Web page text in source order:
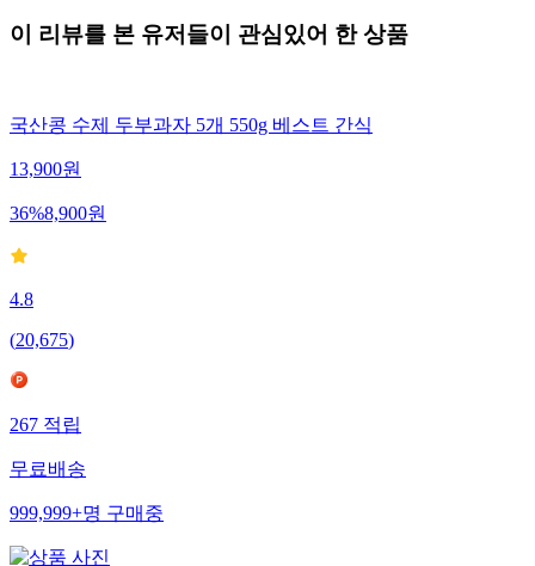
이 리뷰를 본 유저들이 관심있어 한 상품
국산콩 수제 두부과자 5개 550g 베스트 간식
13,900원
36%8,900원
4.8
(20,675)
267 적립
무료배송
999,999+명 구매중